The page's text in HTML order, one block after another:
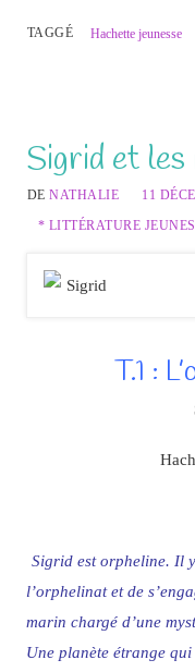
TAGGÉ Hachette jeunesse
Sigrid et les
DENATHALIE
11
* LITTÉRATURE
T.1 :
Sigrid est orpheline. Il
l’orphelinat et de
marin chargé d’une
Une planète étrange